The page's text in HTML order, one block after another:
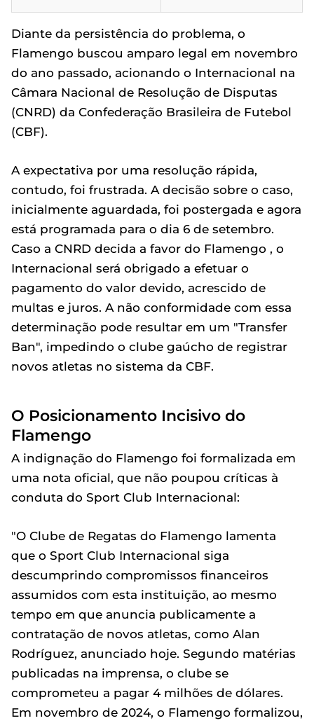
Diante da persistência do problema, o
Flamengo buscou amparo legal em novembro
do ano passado, acionando o Internacional na
Câmara Nacional de Resolução de Disputas
(CNRD) da Confederação Brasileira de Futebol
(CBF).
A expectativa por uma resolução rápida,
contudo, foi frustrada. A decisão sobre o caso,
inicialmente aguardada, foi postergada e agora
está programada para o dia 6 de setembro.
Caso a CNRD decida a favor do Flamengo , o
Internacional será obrigado a efetuar o
pagamento do valor devido, acrescido de
multas e juros. A não conformidade com essa
determinação pode resultar em um "Transfer
Ban", impedindo o clube gaúcho de registrar
novos atletas no sistema da CBF.
O Posicionamento Incisivo do
Flamengo
A indignação do Flamengo foi formalizada em
uma nota oficial, que não poupou críticas à
conduta do Sport Club Internacional:
"O Clube de Regatas do Flamengo lamenta
que o Sport Club Internacional siga
descumprindo compromissos financeiros
assumidos com esta instituição, ao mesmo
tempo em que anuncia publicamente a
contratação de novos atletas, como Alan
Rodríguez, anunciado hoje. Segundo matérias
publicadas na imprensa, o clube se
comprometeu a pagar 4 milhões de dólares.
Em novembro de 2024, o Flamengo formalizou,